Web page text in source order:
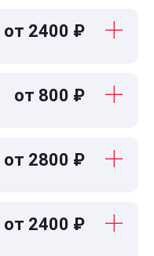
от 2400 ₽
от 800 ₽
от 2800 ₽
от 2400 ₽